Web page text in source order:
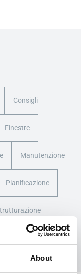
About
Consigli
Finestre
Manutenzione
Pianificazione